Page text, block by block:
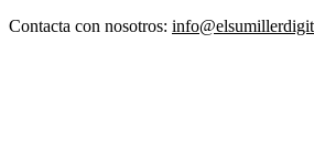
Contacta con nosotros: